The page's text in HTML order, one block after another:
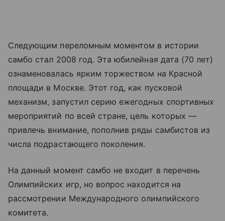
Следующим переломным моментом в истории
самбо стал 2008 год. Эта юбилейная дата (70 лет)
ознаменовалась ярким торжеством на Красной
площади в Москве. Этот год, как пусковой
механизм, запустил серию ежегодных спортивных
мероприятий по всей стране, цель которых —
привлечь внимание, пополнив ряды самбистов из
числа подрастающего поколения.
На данный момент самбо не входит в перечень
Олимпийских игр, но вопрос находится на
рассмотрении Международного олимпийского
комитета.